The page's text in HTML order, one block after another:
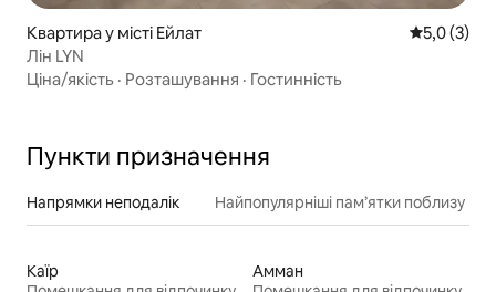
Квартира у місті Ейлат Середня
5,0 (3)
Лін LYN
Ціна/якість · Розташування · Гостинність
Пункти призначення
Напрямки неподалік Найпопулярніші пам’ятки поблизу
Каїр
Амман